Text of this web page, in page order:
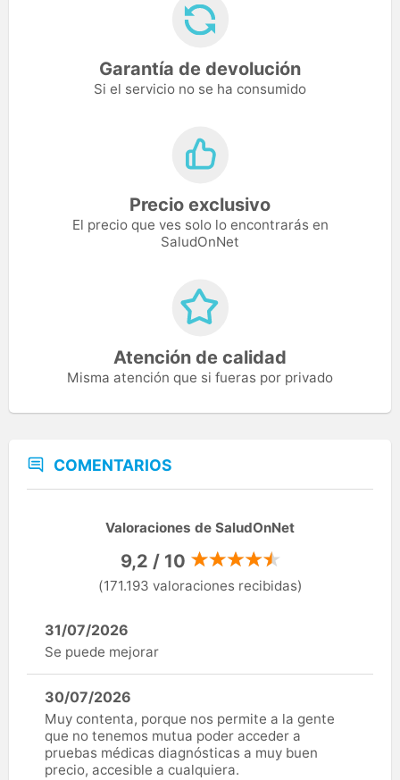
Garantía de devolución
Si el servicio no se ha consumido
Precio exclusivo
El precio que ves solo lo encontrarás en
SaludOnNet
Atención de calidad
Misma atención que si fueras por privado
COMENTARIOS
Valoraciones de SaludOnNet
9,2 / 10
(171.193 valoraciones recibidas)
31/07/2026
Se puede mejorar
30/07/2026
Muy contenta, porque nos permite a la gente
que no tenemos mutua poder acceder a
pruebas médicas diagnósticas a muy buen
precio, accesible a cualquiera.